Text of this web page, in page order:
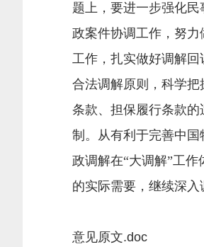
题上，要进一步强化
政案件协调工作，努
工作，扎实做好调解回
合法调解原则，科学
条款、担保履行条款
制。从有利于完善中
政调解在“大调解”工
的实际需要，继续深
意见原文.doc